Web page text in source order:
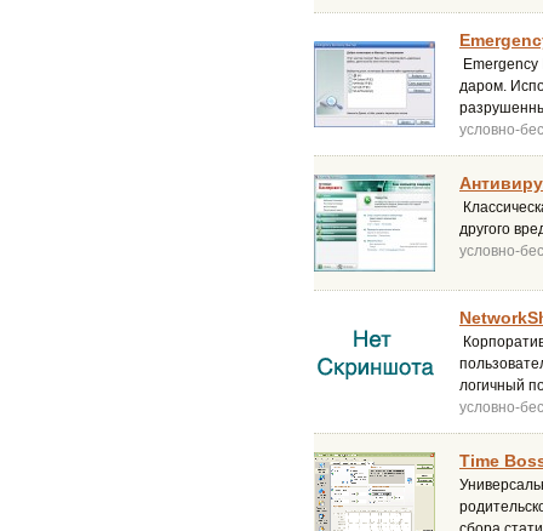
даром.
условно-
другого
условно-
логичный
условно-
Time